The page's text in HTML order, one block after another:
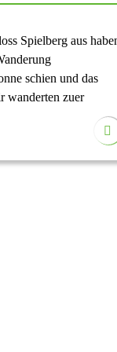
Spielberg aus
schien und das
wanderten zuer